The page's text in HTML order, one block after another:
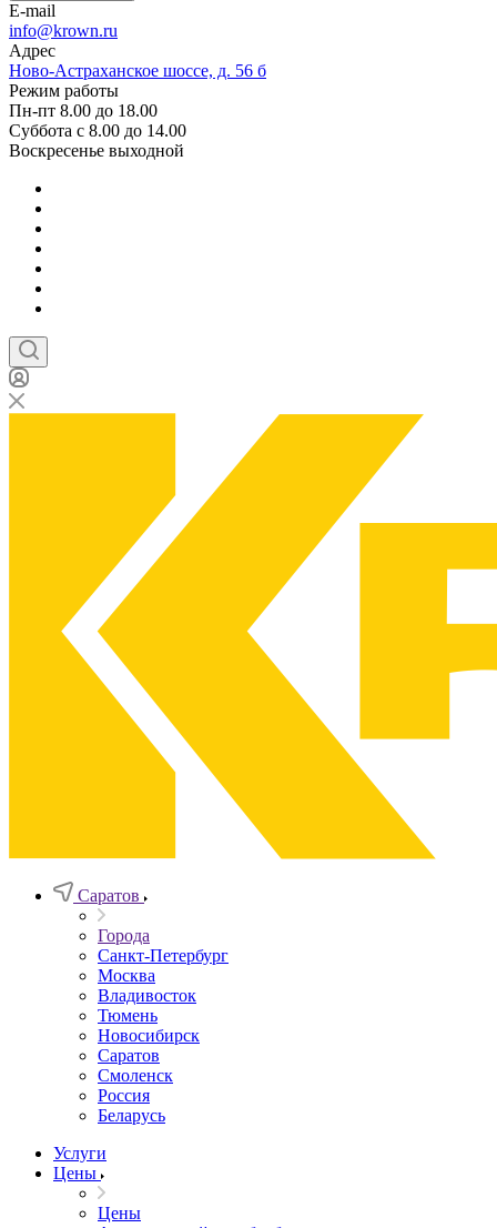
E-mail
info@krown.ru
Адрес
Ново-Астраханское шоссе, д. 56 б
Режим работы
Пн-пт 8.00 до 18.00
Суббота с 8.00 до 14.00
Воскресенье выходной
Саратов
Города
Санкт-Петербург
Москва
Владивосток
Тюмень
Новосибирск
Саратов
Смоленск
Россия
Беларусь
Услуги
Цены
Цены